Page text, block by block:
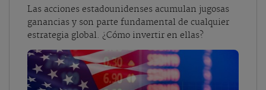
Las acciones estadounidenses acumulan jugosas
ganancias y son parte fundamental de cualquier
estrategia global. ¿Cómo invertir en ellas?